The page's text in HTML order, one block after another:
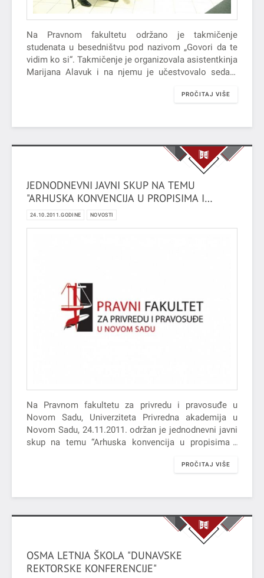
Na Pravnom fakultetu održano je takmičenje
studenata u besedništvu pod nazivom „Govori da te
vidim ko si“. Takmičenje je organizovala asistentkinja
Marijana Alavuk i na njemu je učestvovalo sedam
PROČITAJ VIŠE
JEDNODNEVNI JAVNI SKUP NA TEMU
"ARHUSKA KONVENCIJA U PROPISIMA I
PRAKSI REPUBLIKE SRBIJE"
24.10.2011.GODINE NOVOSTI
Na Pravnom fakultetu za privredu i pravosuđe u
Novom Sadu, Univerziteta Privredna akademija u
Novom Sadu, 24.11.2011. održan je jednodnevni javni
skup na temu “Arhuska konvencija u propisima i
PROČITAJ VIŠE
OSMA LETNJA ŠKOLA "DUNAVSKE
REKTORSKE KONFERENCIJE"